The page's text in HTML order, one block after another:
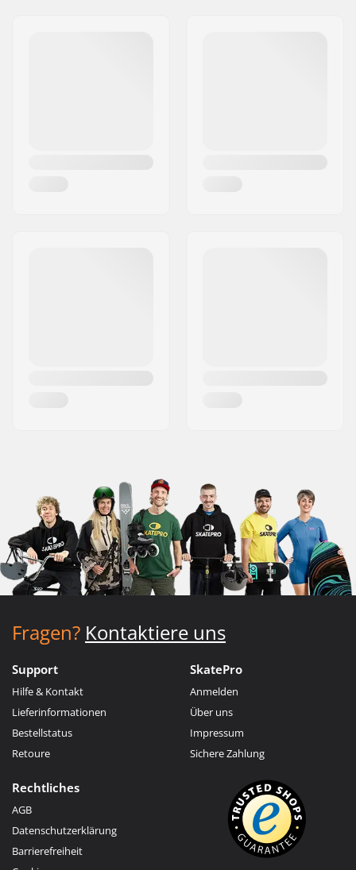
Fragen? Kontaktiere uns
Support
Hilfe & Kontakt
Lieferinformationen
Bestellstatus
Retoure
SkatePro
Anmelden
Über uns
Impressum
Sichere Zahlung
Rechtliches
AGB
Datenschutzerklärung
Barrierefreiheit